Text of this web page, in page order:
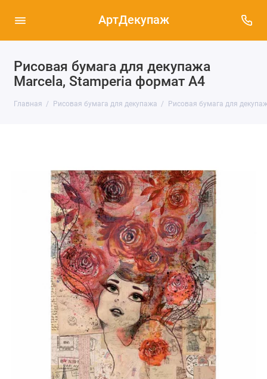
АртДекупаж
Рисовая бумага для декупажа
Marcela, Stamperia формат А4
Главная Рисовая бумага для декупажа Рисовая бумага для